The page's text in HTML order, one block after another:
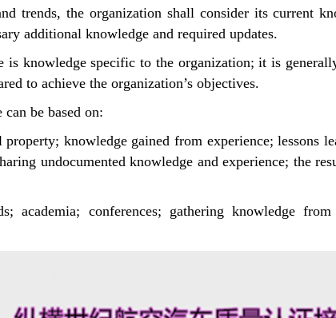
trends, the organization shall consider its current
additional knowledge and required updates.
knowledge specific to the organization; it is
to achieve the organization’s objectives.
be based on:
knowledge gained from experience; lessons
undocumented knowledge and experience; the
academia; conferences; gathering knowledge